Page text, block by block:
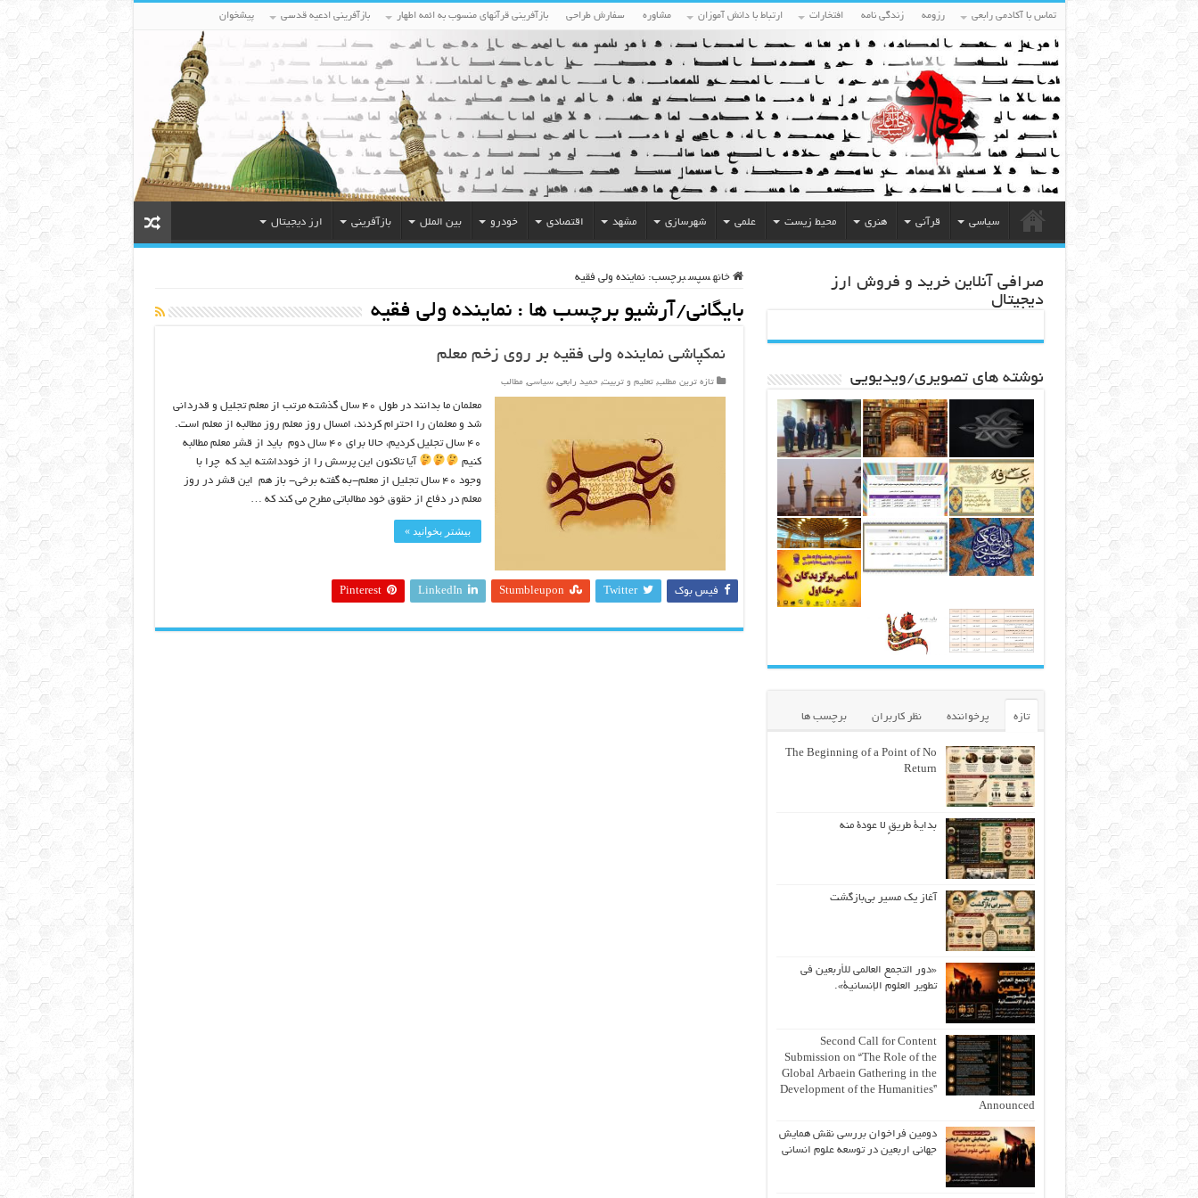
تماس با آکادمی رابعی رزومه زندگی نامه افتخارات ارتباط با دانش آموزان مشاوره سفارش طراحی بازآفرینی قرآنهای منسوب به ائمه اطهار بازآفرینی ادعیه قدسی پیشخوان
سیاسی قرآنی هنری محیط زیست علمی شهرسازی مشهد اقتصادی خودرو بین الملل بازآفرینی ارز دیجیتال
خانه سپس برچسب:نماینده ولی فقیه
بایگانی/آرشیو برچسب ها :نماینده ولی فقیه
نمکپاشی نماینده ولی فقیه بر روی زخم معلم
تازه ترین مطلب,تعلیم و تربیت,حمید رابعی,سیاسی, مطالب
معلمان ما بدانند در طول ۴۰ سال گذشته مرتب از معلم تجلیل و قدردانی
شد و معلمان را احترام کردند، امسال روز معلم روز مطالبه از معلم است.
۴۰ سال تجلیل کردیم، حالا برای ۴۰ سال دوم باید از قشر معلم مطالبه
کنیم
آیا تاکنون این پرسش را از خودداشته اید که چرا با
وجود ۴۰ سال تجلیل از معلم-به گفته برخی- باز هم این قشر در روز
معلم در دفاع از حقوق خود مطالباتی مطرح می کند که …
بیشتر بخوانید »
فیس بوک Twitter
Stumbleupon
LinkedIn
Pinterest
صرافی آنلاین خرید و فروش ارز
دیجیتال
نوشته های تصویری/ویدیویی
تازه پرخواننده نظر کاربران برچسب ها
The Beginning of a Point of No
Return
بداية طريقٍ لا عودة منه
آغاز یک مسیر بی‌بازگشت
«دور التجمع العالمي للأربعين في
تطوير العلوم الإنسانية».
Second Call for Content
Submission on “The Role of the
Global Arbaein Gathering in the
Development of the Humanities”
Announced
دومین فراخوان بررسی نقش همایش
جهانی اربعین در توسعه علوم انسانی